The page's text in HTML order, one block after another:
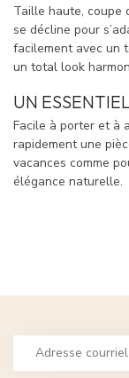
Taille haute, coupe
se décline pour
facilement avec un
un total look
UN
Facile à porter et à
rapidement une
vacances comme
élégance naturelle.